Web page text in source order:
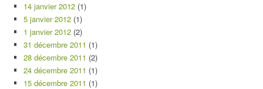
14 janvier 2012 (1)
5 janvier 2012 (1)
1 janvier 2012 (2)
31 décembre 2011 (1)
28 décembre 2011 (2)
24 décembre 2011 (1)
15 décembre 2011 (1)